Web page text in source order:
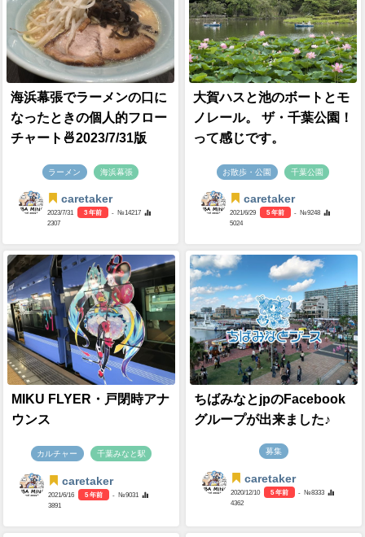
海浜幕張でラーメンの口に
なったときの個人的フロー
チャート🍜2023/7/31版
ラーメン 海浜幕張
caretaker
2023/7/31 3 年前
- №14217
2307
大賀ハスと池のボートとモ
ノレール。 ザ・千葉公園！
って感じです。
お散歩・公園 千葉公園
caretaker
2021/6/29 5 年前
- №9248
5024
MIKU FLYER・戸閉時アナ
ウンス
カルチャー 千葉みなと駅
caretaker
2021/6/16 5 年前
- №9031
3891
ちばみなとjpのFacebook
グループが出来ました♪
募集
caretaker
2020/12/10 5 年前
- №8333
4362